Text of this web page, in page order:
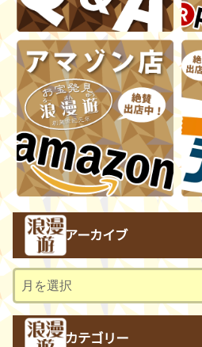
アーカイブ
ー
カテゴリー